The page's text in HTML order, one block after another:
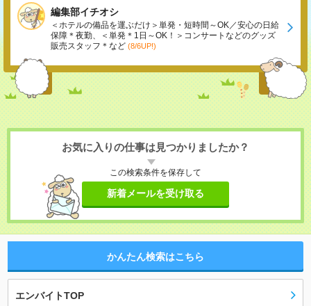
編集部イチオシ
＜ホテルの備品を運ぶだけ＞単発・短時間～OK／安心の日給
保障＊夜勤、＜単発＊1日～OK！＞コンサートなどのグッズ
販売スタッフ＊など (8/6UP!)
お気に入りの仕事は見つかりましたか？
この検索条件を保存して
新着メールを受け取る
かんたん検索はこちら
エンバイトTOP